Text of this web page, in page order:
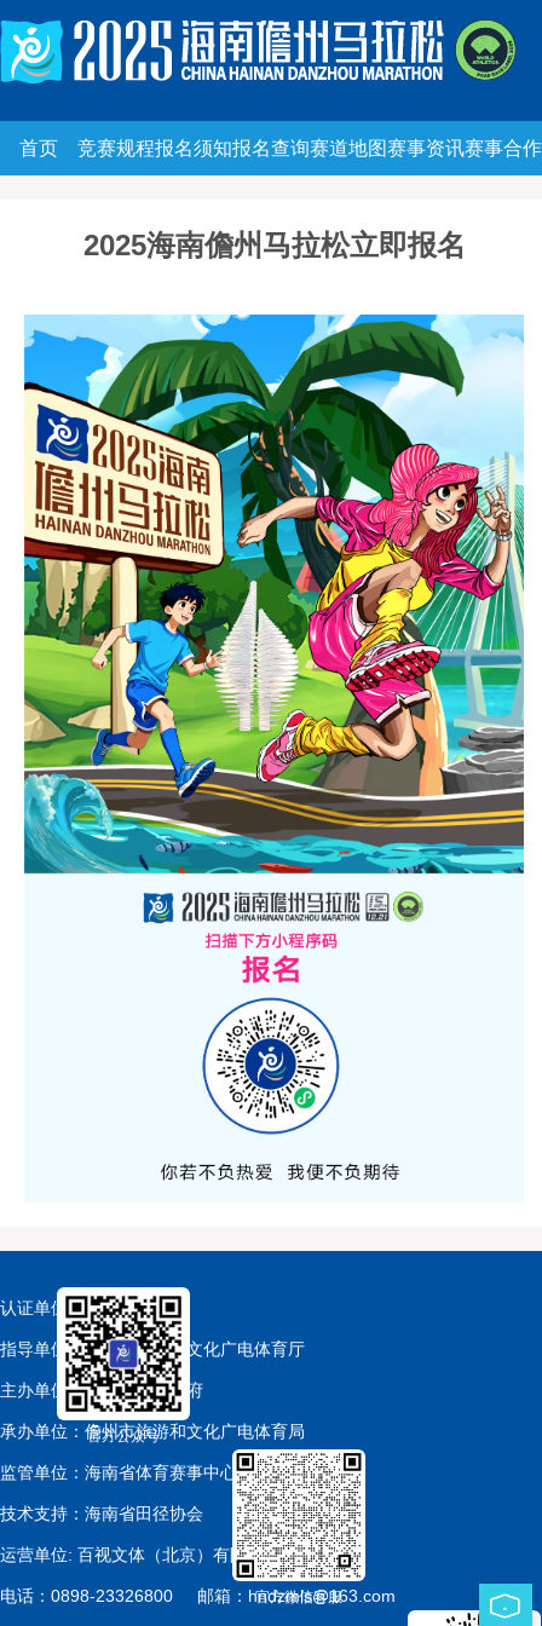
首页 竞赛规程报名须知报名查询赛道地图赛事资讯赛事合作
2025海南儋州马拉松立即报名
认证单位：中国田径协会
指导单位：海南省旅游和文化广电体育厅
主办单位：儋州市人民政府
承办单位：儋州市旅游和文化广电体育局
监管单位：海南省体育赛事中心
技术支持：海南省田径协会
运营单位: 百视文体（北京）有限公司
电话：0898-23326800 邮箱：hndzmls@163.com
官方公众号
官方微信客服